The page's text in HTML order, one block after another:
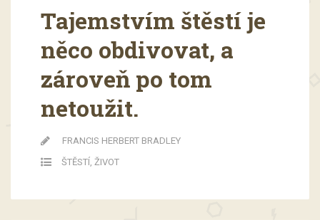
Tajemstvím štěstí je
něco obdivovat, a
zároveň po tom
netoužit.
FRANCIS HERBERT BRADLEY
ŠTĚSTÍ, ŽIVOT